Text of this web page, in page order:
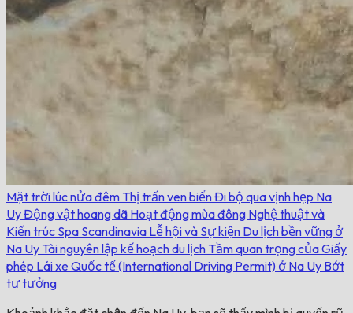
Mặt trời lúc nửa đêm Thị trấn ven biểnĐi bộ qua vịnh hẹp Na
UyĐộng vật hoang dã Hoạt động mùa đông Nghệ thuật và
Kiến trúc Spa Scandinavia Lễ hội và Sự kiện Du lịch bền vững ở
Na Uy Tài nguyên lập kế hoạch du lịch Tầm quan trọng của Giấy
phép Lái ​​xe Quốc tế (International Driving Permit) ở Na Uy Bớt
tư tưởng